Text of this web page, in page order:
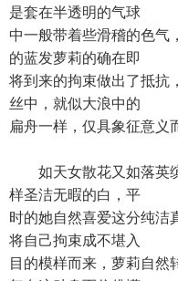
是套在半透明的气球
中一般带着些滑稽的色气
的蓝发萝莉的确在即
将到来的拘束做出了抵抗
丝中，就似大浪中的
扁舟一样，仅具象征意义
如天女散花又如落英缤
样圣洁无暇的白，平
时的她自然喜爱这分纯洁
将自己拘束成不堪入
目的模样而来，萝莉自然